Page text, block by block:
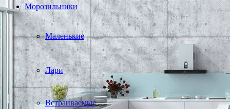
Морозильники
Маленькие
Лари
Встраиваемые